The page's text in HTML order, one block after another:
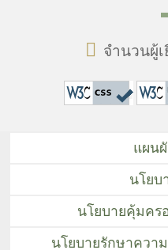
จำนวนผู้
แผน
นโยบ
นโยบายคุ้มค
นโยบายรักษาควา